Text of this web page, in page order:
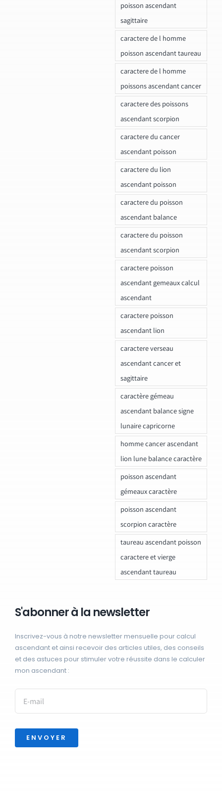
poisson ascendant
sagittaire
caractere de l homme
poisson ascendant taureau
caractere de l homme
poissons ascendant cancer
caractere des poissons
ascendant scorpion
caractere du cancer
ascendant poisson
caractere du lion
ascendant poisson
caractere du poisson
ascendant balance
caractere du poisson
ascendant scorpion
caractere poisson
ascendant gemeaux calcul
ascendant
caractere poisson
ascendant lion
caractere verseau
ascendant cancer et
sagittaire
caractère gémeau
ascendant balance signe
lunaire capricorne
homme cancer ascendant
lion lune balance caractère
poisson ascendant
gémeaux caractère
poisson ascendant
scorpion caractère
taureau ascendant poisson
caractere et vierge
ascendant taureau
S'abonner à la newsletter
Inscrivez-vous à notre newsletter mensuelle pour calcul
ascendant et ainsi recevoir des articles utiles, des conseils
et des astuces pour stimuler votre réussite dans le calculer
mon ascendant :
ENVOYER